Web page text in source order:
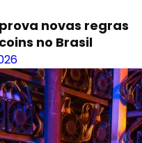
novas regras
no Brasil